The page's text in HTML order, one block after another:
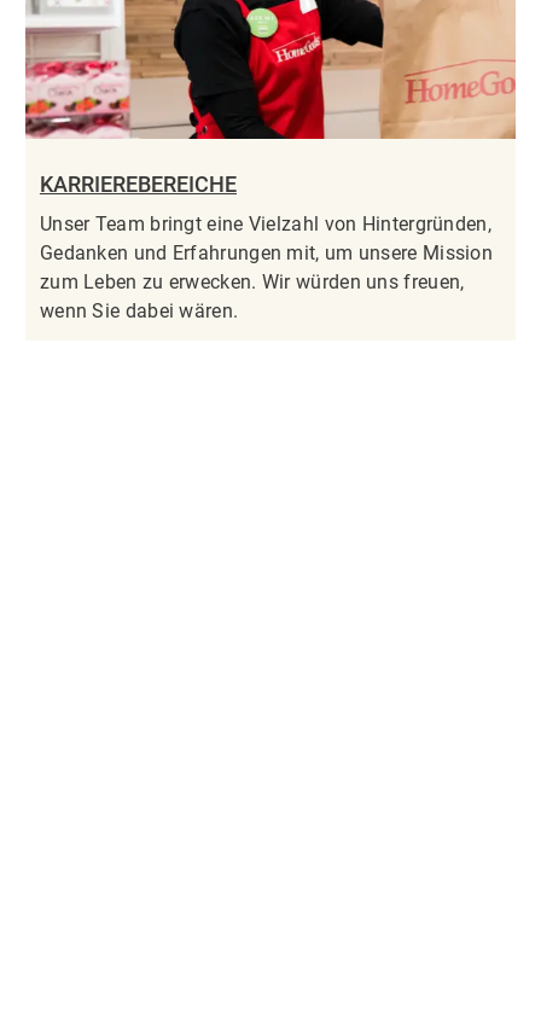
KARRIEREBEREICHE
Unser Team bringt eine Vielzahl von Hintergründen,
Gedanken und Erfahrungen mit, um unsere Mission
zum Leben zu erwecken. Wir würden uns freuen,
wenn Sie dabei wären.